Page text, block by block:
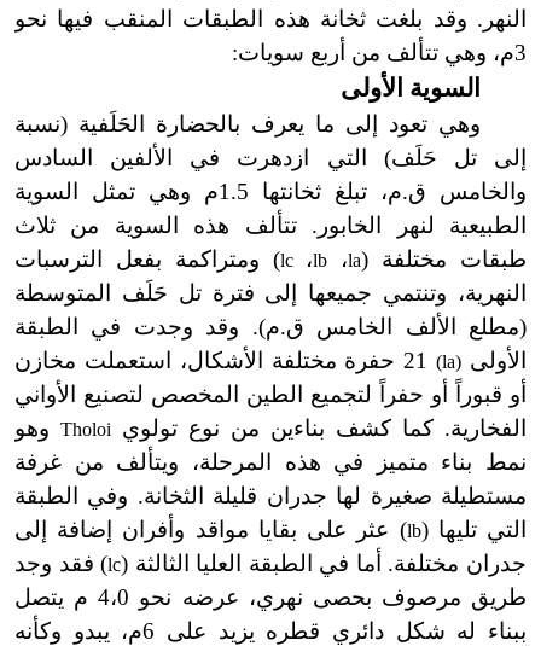
النهر. وقد بلغت ثخانة هذه الطبقات المنقب فيها نحو
3م، وهي تتألف من أربع سويات:
السوية الأولى
وهي تعود إلى ما يعرف بالحضارة الحَلَفية (نسبة
إلى تل حَلَف) التي ازدهرت في الألفين السادس
والخامس ق.م، تبلغ ثخانتها 1.5م وهي تمثل السوية
الطبيعية لنهر الخابور. تتألف هذه السوية من ثلاث
طبقات مختلفة (la، lb،lc) ومتراكمة بفعل الترسبات
النهرية، وتنتمي جميعها إلى فترة تل حَلَف المتوسطة
(مطلع الألف الخامس ق.م). وقد وجدت في الطبقة
الأولى (la)
21
حفرة مختلفة الأشكال، استعملت مخازن
أو قبوراً أو حفراً لتجميع الطين المخصص لتصنيع الأواني
الفخارية. كما كشف بناءين من نوع تولوي
Tholoi وهو
نمط بناء متميز في هذه المرحلة، ويتألف من غرفة
مستطيلة صغيرة لها جدران قليلة الثخانة. وفي الطبقة
التي تليها (lb) عثر على بقايا مواقد وأفران إضافة إلى
جدران مختلفة. أما في الطبقة العليا الثالثة (lc) فقد وجد
طريق مرصوف بحصى نهري، عرضه نحو 4،0 م يتصل
ببناء له شكل دائري قطره يزيد على 6م، يبدو وكأنه